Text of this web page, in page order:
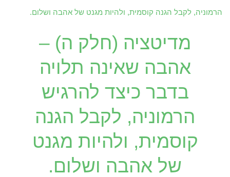
מדיטציה (חלק ה) –
אהבה שאינה תלויה
בדבר כיצד להרגיש
הרמוניה, לקבל הגנה
קוסמית, ולהיות מגנט
של אהבה ושלום.